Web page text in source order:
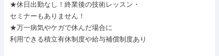
★休日出勤なし！終業後の技術レッスン・
セミナーもありません！
★万一病気やケガで休んだ場合に
利用できる積立有休制度や給与補償制度あり